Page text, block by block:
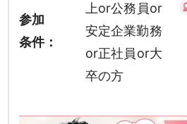
参加
条件：
上or公務員or
安定企業勤務
or正社員or大
卒の方